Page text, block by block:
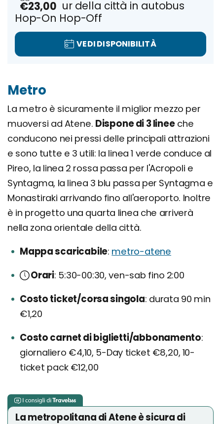
Atene: Tour della città in autobus
Hop-On Hop-Off
€23,00
VEDI DISPONIBILITÀ
Metro
La metro è sicuramente il miglior mezzo per
muoversi ad Atene. Dispone di 3 lineeche
conducono nei pressi delle principali attrazioni
e sono tutte e 3 utili: la linea 1 verde conduce al
Pireo, la linea 2 rossa passa per l'Acropoli e
Syntagma, la linea 3 blu passa per Syntagma e
Monastiraki arrivando fino all'aeroporto. Inoltre
è in progetto una quarta linea che arriverà
nella zona orientale della città.
Mappa scaricabile metro-atene
Orari 5:30-00:30, ven-sab fino 2:00
Costo ticket/corsa singola durata 90 min
€1,20
Costo carnet di biglietti/abbonamento
giornaliero €4,10, 5-Day ticket €8,20, 10-
ticket pack €12,00
La metropolitana di Atene è sicura di